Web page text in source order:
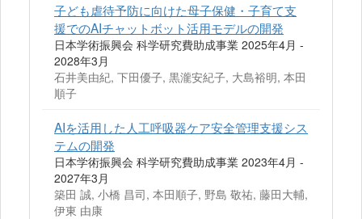
子ども虐待予防に向けた母子保健・子育て支
援でのAIチャットボット活用モデルの開発
日本学術振興会 科学研究費助成事業 2025年4月 -
2028年3月
石井美由紀, 下田優子, 黒瀧安紀子, 大島裕明, 本田
順子
AIを活用した人工呼吸器ケア安全管理支援シス
テムの開発
日本学術振興会 科学研究費助成事業 2023年4月 -
2027年3月
築田 誠, 小橋 昌司, 本田順子, 野島 敬祐, 藤田大輔,
伊東 由康